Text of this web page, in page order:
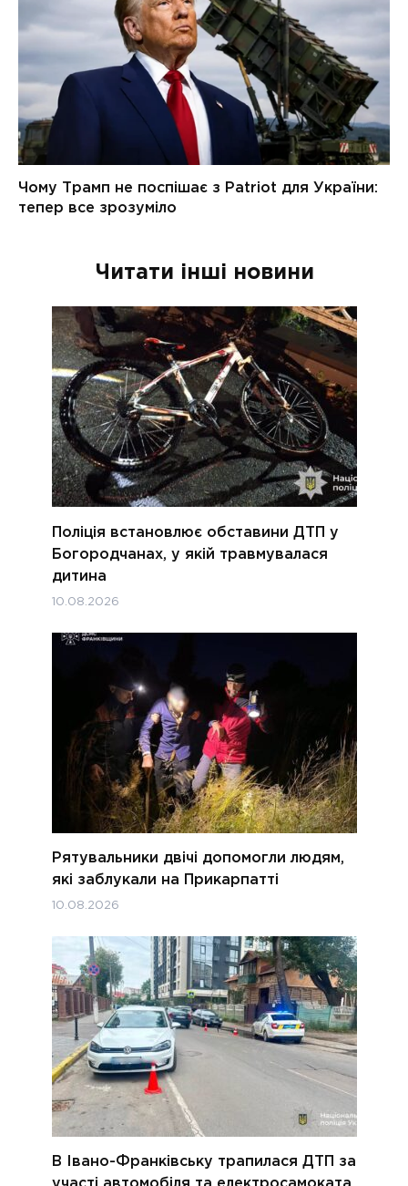
Читати інші новини
Поліція встановлює обставини ДТП у
Богородчанах, у якій травмувалася
дитина
10.08.2026
Рятувальники двічі допомогли людям,
які заблукали на Прикарпатті
10.08.2026
В Івано-Франківську трапилася ДТП за